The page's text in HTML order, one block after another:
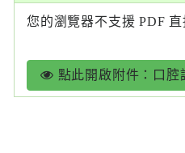
您的瀏覽器不支援 PDF
點此開啟附件：口腔